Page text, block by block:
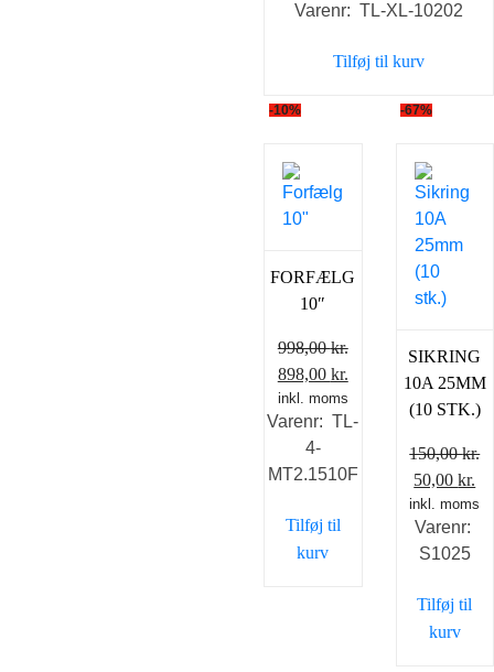
pris
1.968,00 kr..
Varenr: TL-XL-10202
Tilføj til kurv
-10%
FORFÆLG
10″
998,00kr.
Den
oprindelige
pris
998,00 kr..
898,00 kr.Den
aktuelle
pris
898,00 kr..
inkl. moms
Varenr: TL-
4-
MT2.1510F
Tilføj til
kurv
-67%
SIKRING
10A 25MM
(10 STK.)
150,00kr.
Den
pris
var:
50,00kr.
inkl. moms
Varenr:
S1025
Tilføj til
kurv